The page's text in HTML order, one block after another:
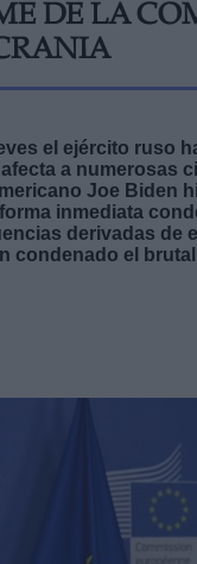
DE LA
el ejército ruso
a numerosas
Joe Biden
inmediata
derivadas de
condenado el brutal